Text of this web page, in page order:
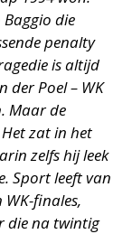
die
penalty
is altijd
Poel – WK
Maar de
zat in het
zelfs hij leek
Sport leeft van
finales,
die na twintig